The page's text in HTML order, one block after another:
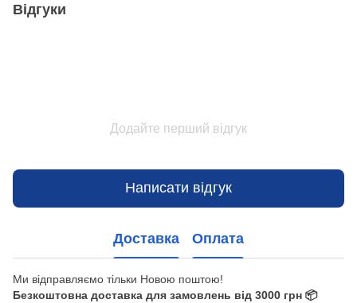
Відгуки
Додайте перший відгук
Написати відгук
Доставка Оплата
Ми відправляємо тільки Новою поштою!
Безкоштовна доставка для замовлень від 3000 грн 📦